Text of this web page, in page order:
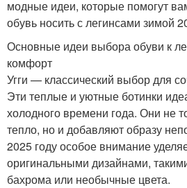
модные идеи, которые помогут
обувь носить с легинсами зимой
Основные идеи выбора обуви к
комфорт
Угги — классический выбор для
Эти теплые и уютные ботинки
холодного времени года. Они не
тепло, но и добавляют образу
2025 году особое внимание
оригинальными дизайнами,
бахрома или необычные цвета.